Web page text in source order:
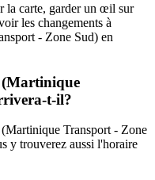
la carte, garder un œil sur
les changements à
- Zone Sud) en
t-il?
Transport - Zone
y trouverez aussi l'horaire